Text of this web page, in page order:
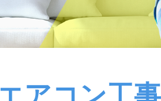
エアコン工